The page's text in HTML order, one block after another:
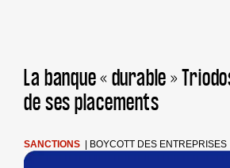
AGREXCO
&
CO
La banque « durable »
de ses placements
SANCTIONS BOYCOTT DES ENTREPRISES